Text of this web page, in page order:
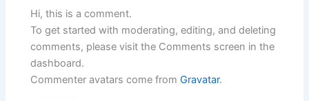
Hi, this is a comment.
To get started with moderating, editing, and deleting
comments, please visit the Comments screen in the
dashboard.
Commenter avatars come fromGravatar.